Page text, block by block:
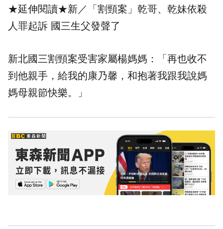
★延伸閱讀★新／「割頸案」乾哥、乾妹依殺
人罪起訴 國三生父發聲了
新北國三割頸案受害家屬楊媽媽：「再也收不
到他親手，給我的康乃馨，和抱著我跟我說媽
媽母親節快樂。」